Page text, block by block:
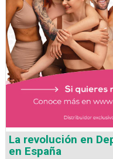
La revolución en
en España